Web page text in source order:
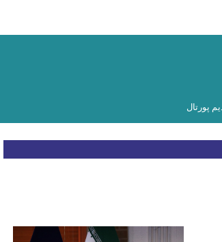
پورتال